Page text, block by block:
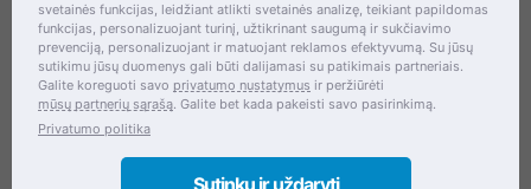
Šventupės g. 28, Kaunas, Lietuva
+370 (672) 27 650
info@dokrinesa.lt
MB PETHOMEPEOPLE
Įmonės kodas: 305695822
svetainės funkcijas, leidžiant atlikti svetainės analizę, teikiant papildomas
funkcijas, personalizuojant turinį, užtikrinant saugumą ir sukčiavimo
prevenciją, personalizuojant ir matuojant reklamos efektyvumą. Su jūsų
sutikimu jūsų duomenys gali būti dalijamasi su patikimais partneriais.
Galite koreguoti savo privatumo nustatymus ir peržiūrėti
mūsų partnerių sąrašą. Galite bet kada pakeisti savo pasirinkimą.
Privatumo politika
Sutinku ir uždaryti